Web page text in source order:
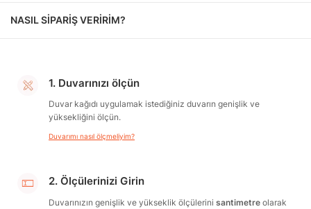
NASIL SİPARİŞ VERİRİM?
1. Duvarınızı ölçün
Duvar kağıdı uygulamak istediğiniz duvarın genişlik ve
yüksekliğini ölçün.
Duvarımı nasıl ölçmeliyim?
2. Ölçülerinizi Girin
Duvarınızın genişlik ve yükseklik ölçülerini santimetre olarak